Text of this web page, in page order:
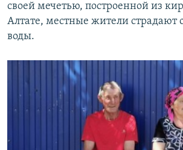
своей мечетью, построенной из
Алтате, местные жители страдают
воды.